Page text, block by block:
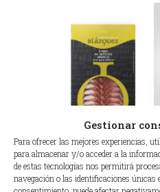
Gestionar
Para ofrecer las mejores experiencias,
para almacenar y/o acceder a la
de estas tecnologías nos permitirá
navegación o las identificaciones
Lomo IB. Bellota
Admiración 100gr.